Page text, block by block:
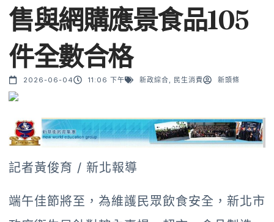
售與網購應景食品105
件全數合格
2026-06-04 11:06 下午 新政綜合 民生消費 新頭條
記者黃俊育 / 新北報導
端午佳節將至，為維護民眾飲食安全，新北市